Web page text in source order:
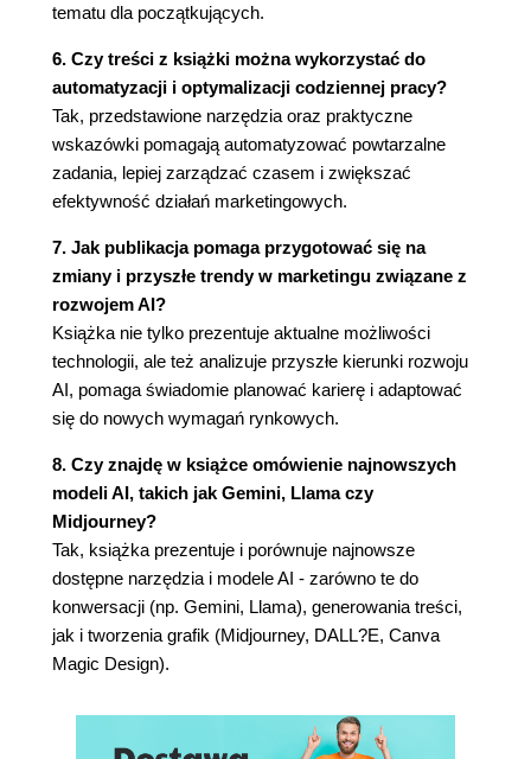
tematu dla początkujących.
6. Czy treści z książki można wykorzystać do
automatyzacji i optymalizacji codziennej pracy?
Tak, przedstawione narzędzia oraz praktyczne
wskazówki pomagają automatyzować powtarzalne
zadania, lepiej zarządzać czasem i zwiększać
efektywność działań marketingowych.
7. Jak publikacja pomaga przygotować się na
zmiany i przyszłe trendy w marketingu związane z
rozwojem AI?
Książka nie tylko prezentuje aktualne możliwości
technologii, ale też analizuje przyszłe kierunki rozwoju
AI, pomaga świadomie planować karierę i adaptować
się do nowych wymagań rynkowych.
8. Czy znajdę w książce omówienie najnowszych
modeli AI, takich jak Gemini, Llama czy
Midjourney?
Tak, książka prezentuje i porównuje najnowsze
dostępne narzędzia i modele AI - zarówno te do
konwersacji (np. Gemini, Llama), generowania treści,
jak i tworzenia grafik (Midjourney, DALL?E, Canva
Magic Design).